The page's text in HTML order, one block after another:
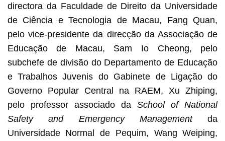
directora da Faculdade de Direito da Universidade
de Ciência e Tecnologia de Macau, Fang Quan,
pelo vice-presidente da direcção da Associação de
Educação de Macau, Sam Io Cheong, pelo
subchefe de divisão do Departamento de Educação
e Trabalhos Juvenis do Gabinete de Ligação do
Governo Popular Central na RAEM, Xu Zhiping,
pelo professor associado daSchool of National
Safety and Emergency Managementda
Universidade Normal de Pequim, Wang Weiping,